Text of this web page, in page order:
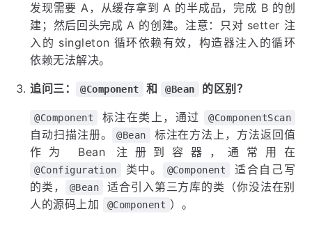
发现需要 A，从缓存拿到 A 的半成品，完成 B 的创
建；然后回头完成 A 的创建。注意：只对 setter 注
入的 singleton 循环依赖有效，构造器注入的循环
依赖无法解决。
追问三： @Component 和 @Bean 的区别？
@Component 标注在类上，通过 @ComponentScan
自动扫描注册。 @Bean
标注在方法上，方法返回值
作为 Bean 注册到容器，通常用在
@Configuration 类中。 @Component
适合自己写
的类，
@Bean
适合引入第三方库的类（你没法在别
人的源码上加
@Component ）。